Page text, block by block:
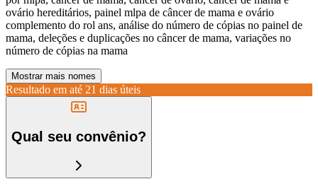
ovário hereditários, painel mlpa de câncer de mama e ovário
complemento do rol ans, análise do número de cópias no painel de
mama, deleções e duplicações no câncer de mama, variações no
número de cópias na mama
Mostrar mais nomes
Resultado em até 21 dias úteis
Qual seu convênio?